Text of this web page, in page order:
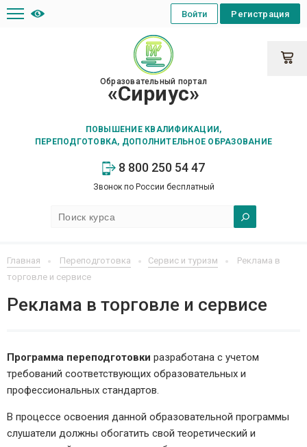
Образовательный портал
«Сириус»
ПОВЫШЕНИЕ КВАЛИФИКАЦИИ,
ПЕРЕПОДГОТОВКА, ДОПОЛНИТЕЛЬНОЕ ОБРАЗОВАНИЕ
8 800 250 54 47
Звонок по России бесплатный
Регистрация
Войти
Главная Переподготовка Сервис и туризм
Реклама в
торговле и сервисе
Реклама в торговле и сервисе
Программа переподготовки разработана с учетом
требований соответствующих образовательных и
профессиональных стандартов.
В процессе освоения данной образовательной программы
слушатели должны обогатить свой теоретический и